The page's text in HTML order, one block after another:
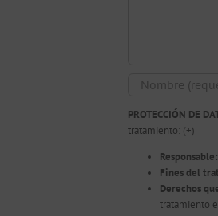
PROTECCIÓN DE
tratamiento: (+)
Responsable:
Fines del
Derechos
tratamiento